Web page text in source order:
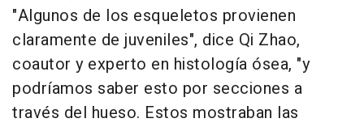
"Algunos de los esqueletos provienen
claramente de juveniles", dice Qi Zhao,
coautor y experto en histología ósea, "y
podríamos saber esto por secciones a
través del hueso. Estos mostraban las